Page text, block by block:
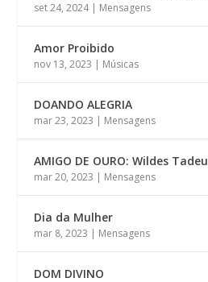
set 24, 2024| Mensagens
Amor Proibido
nov 13, 2023 | Músicas
DOANDO ALEGRIA
mar 23, 2023 | Mensagens
AMIGO DE OURO: Wildes Tadeu
mar 20, 2023 | Mensagens
Dia da Mulher
mar 8, 2023 | Mensagens
DOM DIVINO